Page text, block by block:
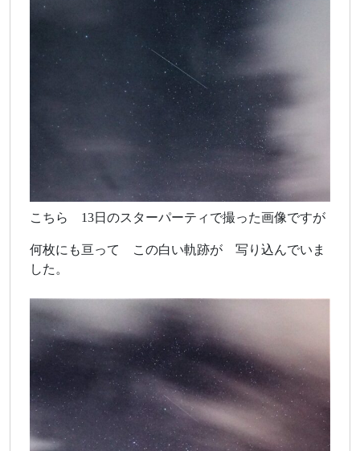
こちら 13日のスターパーティで撮った画像ですが
何枚にも亘って この白い軌跡が 写り込んでいま
した。